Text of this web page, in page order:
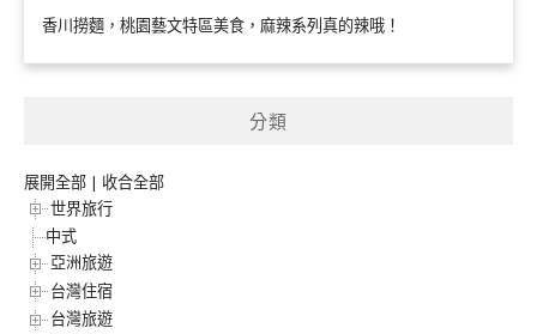
香川撈麵，桃園藝文特區美食，麻辣系列真的辣哦！
分類
展開全部 | 收合全部
世界旅行
中式
亞洲旅遊
台灣住宿
台灣旅遊